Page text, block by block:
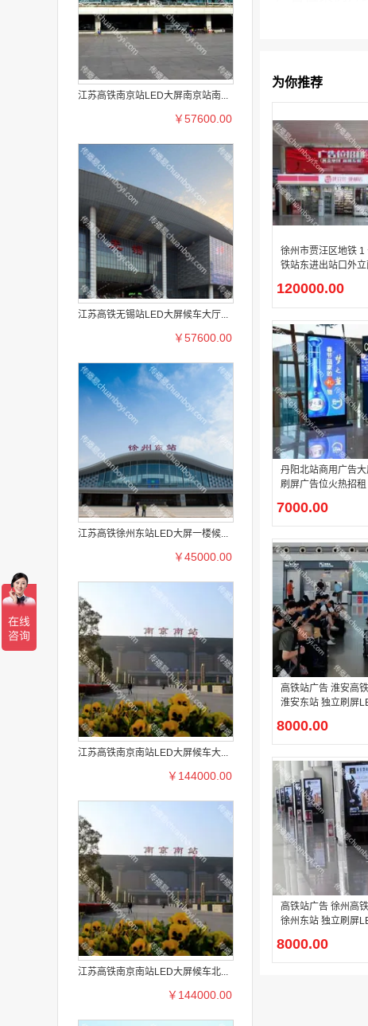
江苏高铁南京站LED大屏南京站南...
￥57600.00
江苏高铁无锡站LED大屏候车大厅...
￥57600.00
江苏高铁徐州东站LED大屏一楼候...
￥45000.00
江苏高铁南京南站LED大屏候车大...
￥144000.00
江苏高铁南京南站LED大屏候车北...
￥144000.00
为你推荐
徐州市贾汪区地铁 1
铁站东进出站口外立
120000.00
丹阳北站商用广告
刷屏广告位火热招租
7000.00
高铁站广告 淮安高
淮安东站 独立刷屏
8000.00
高铁站广告 徐州高
徐州东站 独立刷屏
8000.00